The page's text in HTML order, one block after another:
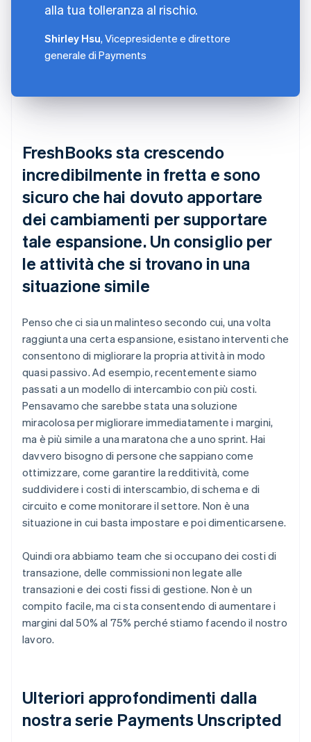
alla tua tolleranza al rischio.
Shirley Hsu, Vicepresidente e direttore
generale di Payments
FreshBooks sta crescendo
incredibilmente in fretta e sono
sicuro che hai dovuto apportare
dei cambiamenti per supportare
tale espansione. Un consiglio per
le attività che si trovano in una
situazione simile
Penso che ci sia un malinteso secondo cui, una volta
raggiunta una certa espansione, esistano interventi che
consentono di migliorare la propria attività in modo
quasi passivo. Ad esempio, recentemente siamo
passati a un modello di intercambio con più costi.
Pensavamo che sarebbe stata una soluzione
miracolosa per migliorare immediatamente i margini,
ma è più simile a una maratona che a uno sprint. Hai
davvero bisogno di persone che sappiano come
ottimizzare, come garantire la redditività, come
suddividere i costi di interscambio, di schema e di
circuito e come monitorare il settore. Non è una
situazione in cui basta impostare e poi dimenticarsene.
Quindi ora abbiamo team che si occupano dei costi di
transazione, delle commissioni non legate alle
transazioni e dei costi fissi di gestione. Non è un
compito facile, ma ci sta consentendo di aumentare i
margini dal 50% al 75% perché stiamo facendo il nostro
lavoro.
Ulteriori approfondimenti dalla
nostra serie Payments Unscripted